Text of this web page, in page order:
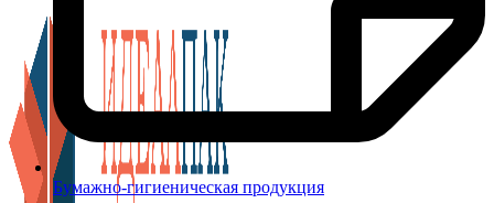
Бумажно-гигиеническая продукция